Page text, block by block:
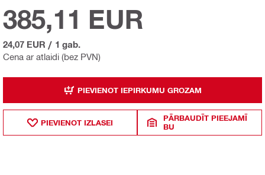
Cena ar atlaidi (bez PVN)
385,11 EUR
24,07 EUR / 1 gab.
PIEVIENOT IEPIRKUMU GROZAM
PIEVIENOT IZLASEI
PĀRBAUDĪT PIEEJAMĪ
BU